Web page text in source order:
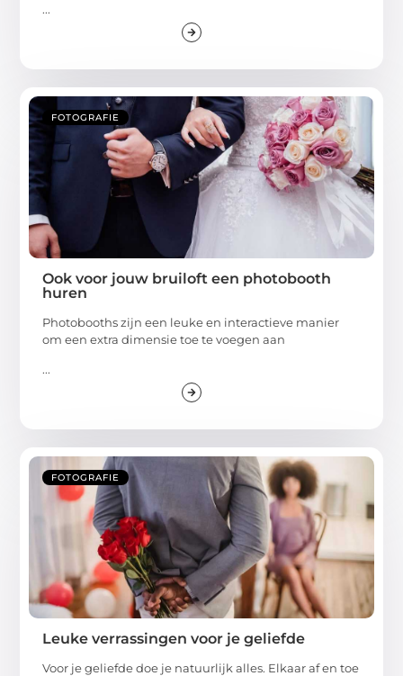
...
FOTOGRAFIE
Ook voor jouw bruiloft een photobooth
huren
Photobooths zijn een leuke en interactieve manier
om een extra dimensie toe te voegen aan
...
FOTOGRAFIE
Leuke verrassingen voor je geliefde
Voor je geliefde doe je natuurlijk alles. Elkaar af en toe